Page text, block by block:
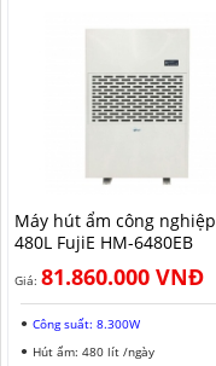
Máy hút ẩm công nghiệp
480L FujiE HM-6480EB
Giá: 81.860.000 VNĐ
Công suất: 8.300W
Hút ẩm: 480 lít /ngày